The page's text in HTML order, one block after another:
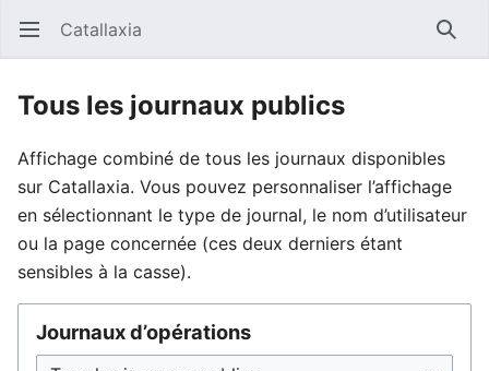
Ouvrir le menu principal Catallaxia
Tous les journaux publics
Affichage combiné de tous les journaux disponibles
sur Catallaxia. Vous pouvez personnaliser l’affichage
en sélectionnant le type de journal, le nom d’utilisateur
ou la page concernée (ces deux derniers étant
sensibles à la casse).
Journaux d’opérations